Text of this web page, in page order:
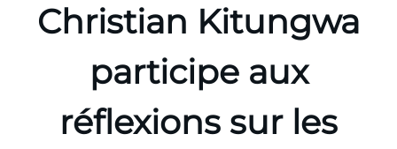
Christian Kitungwa
participe aux
réflexions sur les